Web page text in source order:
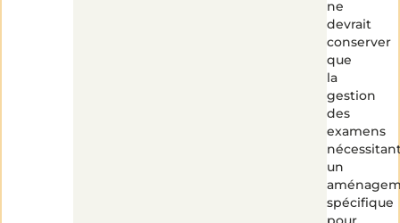
ne
devrait
conserver
que
la
gestion
des
examens
un
spécifique